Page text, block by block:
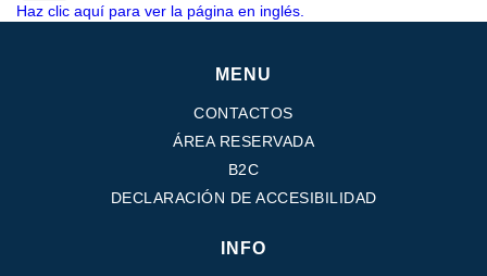
Haz clic aquí para ver la página en inglés.
MENU
CONTACTOS
ÁREA RESERVADA
B2C
DECLARACIÓN DE ACCESIBILIDAD
INFO